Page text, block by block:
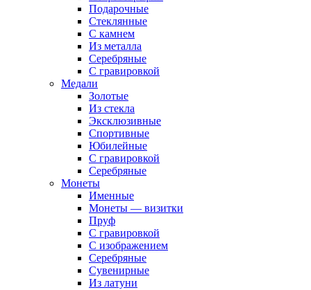
Подарочные
Стеклянные
С камнем
Из металла
Серебряные
С гравировкой
Медали
Золотые
Из стекла
Эксклюзивные
Спортивные
Юбилейные
С гравировкой
Серебряные
Монеты
Именные
Монеты — визитки
Пруф
С гравировкой
С изображением
Серебряные
Сувенирные
Из латуни